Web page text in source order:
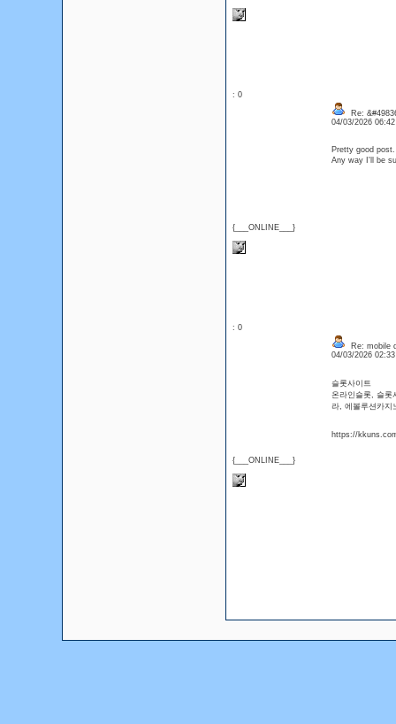
: 0
{___ONLINE___}
Re:
04/03/2026
Pretty good
Any way I'll be
: 0
{___ONLINE___}
Re: mobile
04/03/2026
슬롯사이트
온라인슬롯, 슬롯
라, 에볼루션카지
https://